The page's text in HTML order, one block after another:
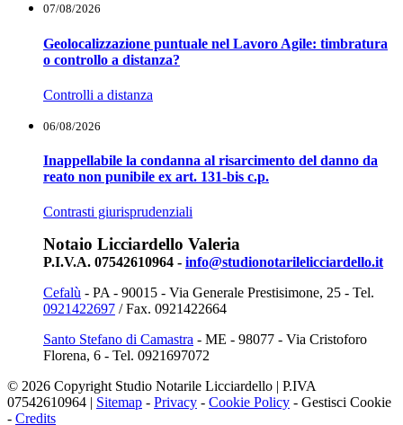
07/08/2026
Geolocalizzazione puntuale nel Lavoro Agile: timbratura
o controllo a distanza?
Controlli a distanza
06/08/2026
Inappellabile la condanna al risarcimento del danno da
reato non punibile ex art. 131-bis c.p.
Contrasti giurisprudenziali
Notaio Licciardello Valeria
P.I.V.A. 07542610964 - info@studionotarilelicciardello.it
Cefalù - PA - 90015 - Via Generale Prestisimone, 25 - Tel.
0921422697 / Fax. 0921422664
Santo Stefano di Camastra - ME - 98077 - Via Cristoforo
Florena, 6 - Tel. 0921697072
© 2026 Copyright Studio Notarile Licciardello | P.IVA
07542610964 | Sitemap - Privacy - Cookie Policy - Gestisci Cookie
- Credits